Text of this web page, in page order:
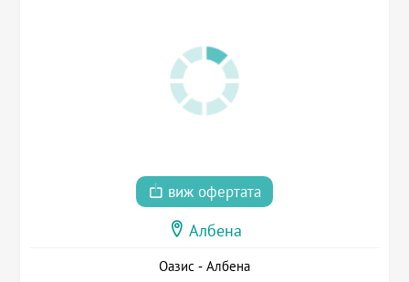
виж офертата
Албена
Оазис - Албена